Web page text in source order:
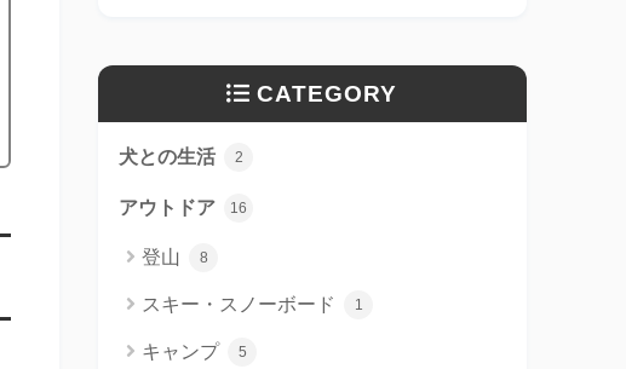
CATEGORY
犬との生活 2
アウトドア 16
登山 8
スキー・スノーボード 1
キャンプ 5